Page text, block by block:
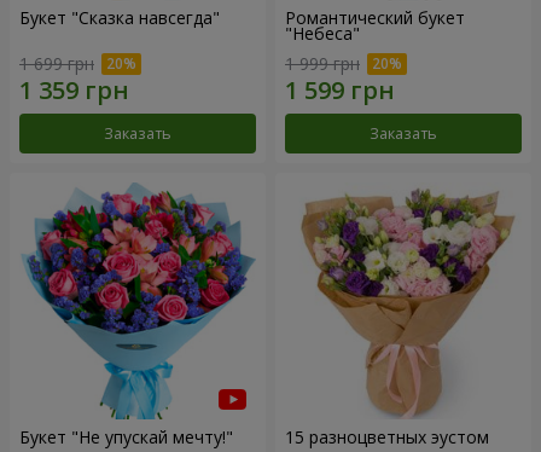
Букет "Сказка навсегда"
1 699 грн
Заказать
Романтический букет
"Небеса"
1 999 грн
Заказать
Букет "Не упускай мечту!" 15 разноцветных эустом